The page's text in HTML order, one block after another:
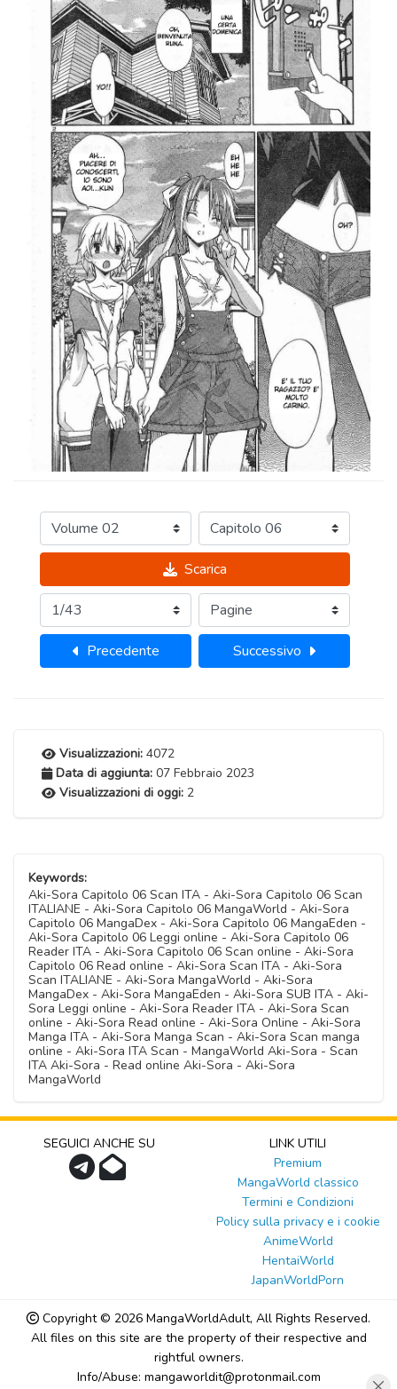
Scarica
Precedente Successivo
Visualizzazioni: 4072
Data di aggiunta: 07 Febbraio 2023
Visualizzazioni di oggi: 2
Keywords:
Aki-Sora Capitolo 06 Scan ITA - Aki-Sora Capitolo 06 Scan
ITALIANE - Aki-Sora Capitolo 06 MangaWorld - Aki-Sora
Capitolo 06 MangaDex - Aki-Sora Capitolo 06 MangaEden -
Aki-Sora Capitolo 06 Leggi online - Aki-Sora Capitolo 06
Reader ITA - Aki-Sora Capitolo 06 Scan online - Aki-Sora
Capitolo 06 Read online - Aki-Sora Scan ITA - Aki-Sora
Scan ITALIANE - Aki-Sora MangaWorld - Aki-Sora
MangaDex - Aki-Sora MangaEden - Aki-Sora SUB ITA - Aki-
Sora Leggi online - Aki-Sora Reader ITA - Aki-Sora Scan
online - Aki-Sora Read online - Aki-Sora Online - Aki-Sora
Manga ITA - Aki-Sora Manga Scan - Aki-Sora Scan manga
online - Aki-Sora ITA Scan - MangaWorld Aki-Sora - Scan
ITA Aki-Sora - Read online Aki-Sora - Aki-Sora
MangaWorld
SEGUICI ANCHE SU
LINK UTILI
Premium
MangaWorld classico
Termini e Condizioni
Policy sulla privacy e i cookie
AnimeWorld
HentaiWorld
JapanWorldPorn
Copyright © 2026 MangaWorldAdult, All Rights Reserved.
All files on this site are the property of their respective and
rightful owners.
Info/Abuse: mangaworldit@protonmail.com